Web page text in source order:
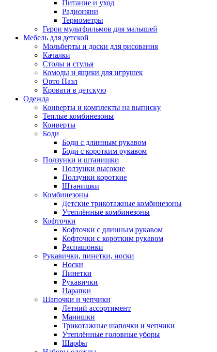
Питание и уход
Радионяни
Термометры
Герои мультфильмов для малышей
Мебель для детской
Мольберты и доски для рисования
Качалки
Столы и стулья
Комоды и ящики для игрушек
Орто Пазл
Кровати в детскую
Одежда
Конверты и комплекты на выписку
Теплые комбинезоны
Конверты
Боди
Боди с длинным рукавом
Боди с коротким рукавом
Ползунки и штанишки
Ползунки высокие
Ползунки короткие
Штанишки
Комбинезоны
Детские трикотажные комбинезоны
Утеплённые комбинезоны
Кофточки
Кофточки с длинным рукавом
Кофточки с коротким рукавом
Распашонки
Рукавички, пинетки, носки
Носки
Пинетки
Рукавички
Царапки
Шапочки и чепчики
Летний ассортимент
Манишки
Трикотажные шапочки и чепчики
Утеплённые головные уборы
Шарфы